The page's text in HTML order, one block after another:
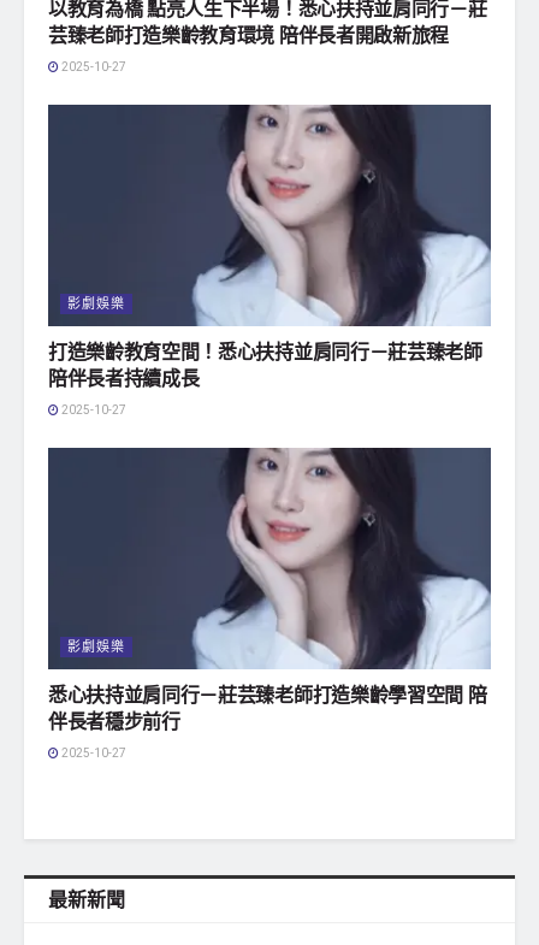
以教育為橋 點亮人生下半場！悉心扶持並肩同行－莊
芸臻老師打造樂齡教育環境 陪伴長者開啟新旅程
2025-10-27
影劇娛樂
打造樂齡教育空間！悉心扶持並肩同行－莊芸臻老師
陪伴長者持續成長
2025-10-27
影劇娛樂
悉心扶持並肩同行－莊芸臻老師打造樂齡學習空間 陪
伴長者穩步前行
2025-10-27
最新新聞